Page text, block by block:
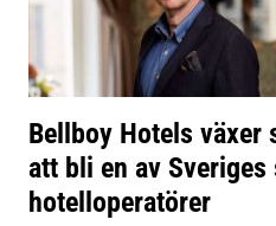
Bellboy Hotels växer
att bli en av
hotelloperatörer